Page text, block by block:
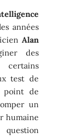
années
Alan
des
test de
point de
un
humaine